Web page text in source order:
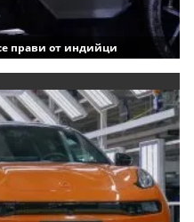
прави от индийци